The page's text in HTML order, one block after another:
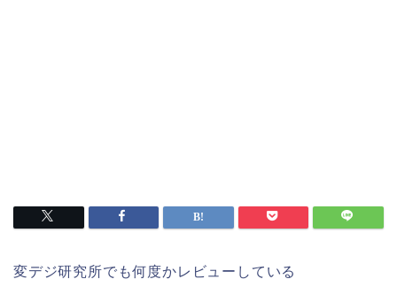
変デジ研究所でも何度かレビューしている